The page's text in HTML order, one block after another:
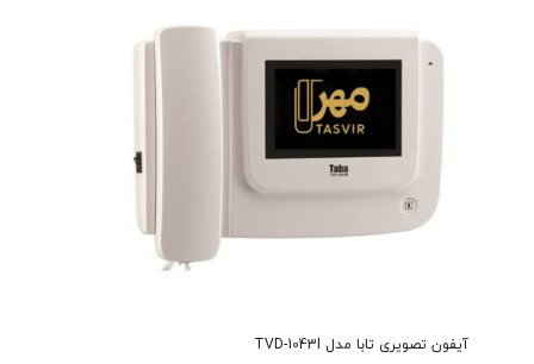
آیفون تصویری تابا مدل TVD-1043I